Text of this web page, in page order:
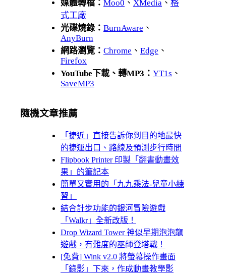
媒體轉檔： Moo0 、 XMedia 、 格
式工廠
光碟燒錄： BurnAware 、
AnyBurn
網路瀏覽： Chrome 、 Edge 、
Firefox
YouTube下載、轉MP3： YT1s 、
SaveMP3
隨機文章推薦
「捷近」直接告訴你到目的地最快
的捷運出口、路線及預測步行時間
Flipbook Printer 印製「翻書動畫效
果」的筆記本
簡單又實用的「九九乘法-兒童小練
習」
結合計步功能的銀河冒險遊戲
「Walkr」全新改版！
Drop Wizard Tower 神似早期泡泡龍
遊戲，有難度的巫師登塔戰！
[免費] Wink v2.0 將螢幕操作畫面
「錄影」下來，作成動畫教學影